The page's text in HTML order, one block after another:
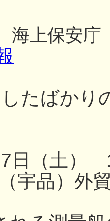
海上保安
たばかり
日（土）
宇品）外